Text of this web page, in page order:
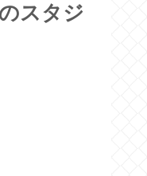
スタジ